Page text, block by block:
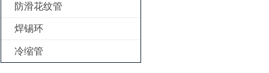
防滑花纹管
焊锡环
冷缩管